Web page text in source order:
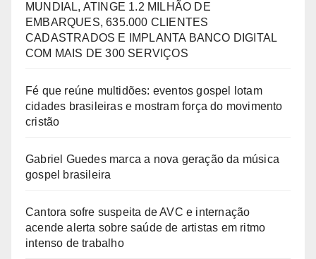
MUNDIAL, ATINGE 1.2 MILHÃO DE
EMBARQUES, 635.000 CLIENTES
CADASTRADOS E IMPLANTA BANCO DIGITAL
COM MAIS DE 300 SERVIÇOS
Fé que reúne multidões: eventos gospel lotam
cidades brasileiras e mostram força do movimento
cristão
Gabriel Guedes marca a nova geração da música
gospel brasileira
Cantora sofre suspeita de AVC e internação
acende alerta sobre saúde de artistas em ritmo
intenso de trabalho